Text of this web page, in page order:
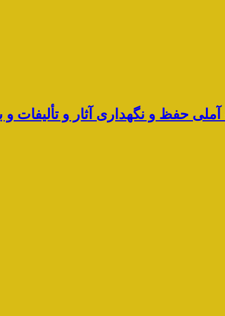
حفظ و نگهداری آثار و